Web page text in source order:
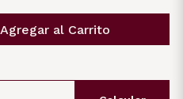
Agregar al Carrito